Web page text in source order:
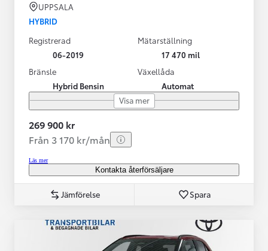
UPPSALA
HYBRID
Registrerad
06-2019
Mätarställning
17 470 mil
Bränsle
Hybrid Bensin
Växellåda
Automat
Visa mer
269 900 kr
Från 3 170 kr/mån
Läs mer
Kontakta återförsäljare
Jämförelse Spara